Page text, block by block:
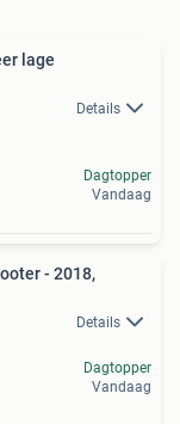
lage
Details
Dagtopper
Vandaag
- 2018,
Details
Dagtopper
Vandaag